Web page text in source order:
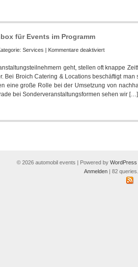
Malzfabrik
für Events im Programm
Services | Kommentare deaktiviertfür
Catering
hat
die
Lunchbox
im
geht, stellen oft knappe
Bei Broich Catering & Locations beschäftigt
eine große Rolle bei der Umsetzung von
bei Sonderveranstaltungsformen sehen wir […]
© 2026 automobil events | Powered by WordPress
Anmelden| 82